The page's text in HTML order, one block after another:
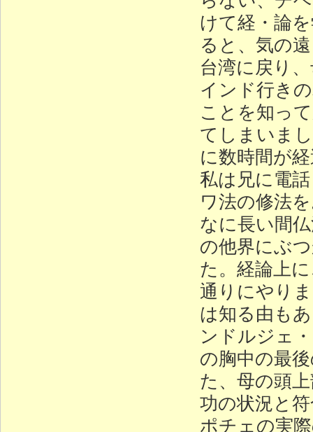
けて経・論
ると、気の
台湾に戻り
インド行き
ことを知っ
てしまいま
に数時間が
私は兄に電
ワ法の修法
なに長い間
の他界にぶ
た。経論上
通りにやり
は知る由も
ンドルジェ
の胸中の最
た、母の頭
功の状況と
ポチェの実